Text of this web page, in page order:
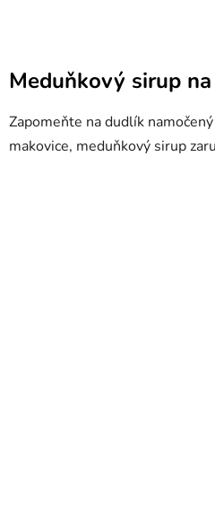
Meduňkový sirup
Zapomeňte na dudlík
makovice, meduňkový sirup